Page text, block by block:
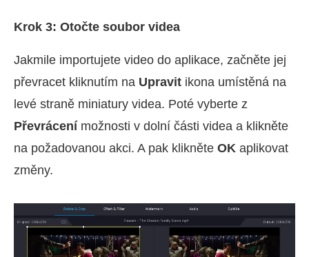
Krok 3: Otočte soubor videa
Jakmile importujete video do aplikace, začněte jej
převracet kliknutím na Upravit ikona umístěná na
levé straně miniatury videa. Poté vyberte z
Převrácení možnosti v dolní části videa a klikněte
na požadovanou akci. A pak klikněte OK aplikovat
změny.